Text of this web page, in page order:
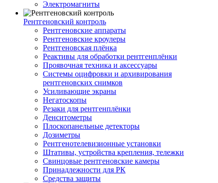
Электромагниты
Рентгеновский контроль
Рентгеновские аппараты
Рентгеновские кроулеры
Рентгеновская плёнка
Реактивы для обработки рентгенплёнки
Проявочная техника и аксессуары
Системы оцифровки и архивирования
рентгеновских снимков
Усиливающие экраны
Негатоскопы
Резаки для рентгенплёнки
Денситометры
Плоскопанельные детекторы
Дозиметры
Рентгенотелевизионные установки
Штативы, устройства крепления, тележки
Свинцовые рентгеновские камеры
Принадлежности для РК
Средства защиты